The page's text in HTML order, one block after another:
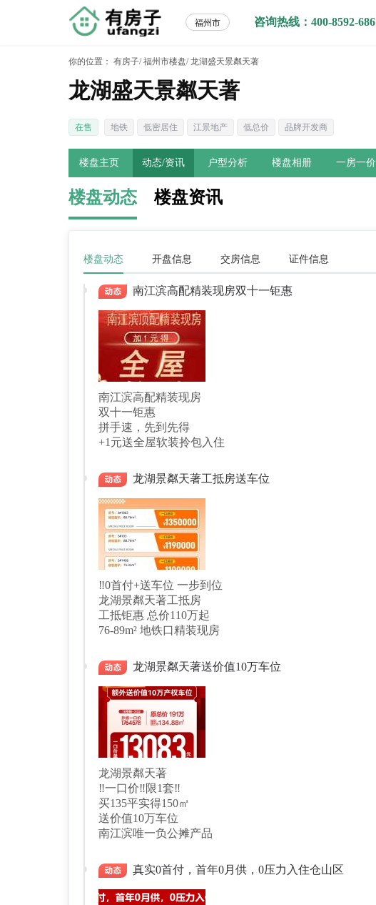
福州市 咨询热线：400-8592-686
你的位置： 有房子/ 福州市楼盘/ 龙湖盛天景粼天著
龙湖盛天景粼天著
在售 地铁 低密居住 江景地产 低总价 品牌开发商
楼盘主页 动态/资讯 户型分析 楼盘相册 一房一价
楼盘动态 楼盘资讯
楼盘动态 开盘信息 交房信息 证件信息
南江滨高配精装现房双十一钜惠
南江滨高配精装现房
双十一钜惠
拼手速，先到先得
+1元送全屋软装拎包入住
龙湖景粼天著工抵房送车位
‼️0首付+送车位 一步到位
龙湖景粼天著工抵房
工抵钜惠 总价110万起
龙湖景粼天著送价值10万车位
龙湖景粼天著
‼️一口价‼️限1套‼️
买135平实得150㎡
送价值10万车位
南江滨唯一负公摊产品
真实0首付，首年0月供，0压力入住仓山区